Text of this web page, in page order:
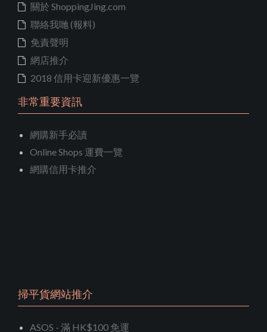
關於 ShoppingJing.com
聯絡我哋 (報料)
免責聲明
網店推介
2018 信用卡迎新優惠一覽
非常重要資訊
網購新手必讀
Online Shops 運費一覽
網購信用卡推介
掃平貨網站推介
ASOS - 滿 HK$100 免運